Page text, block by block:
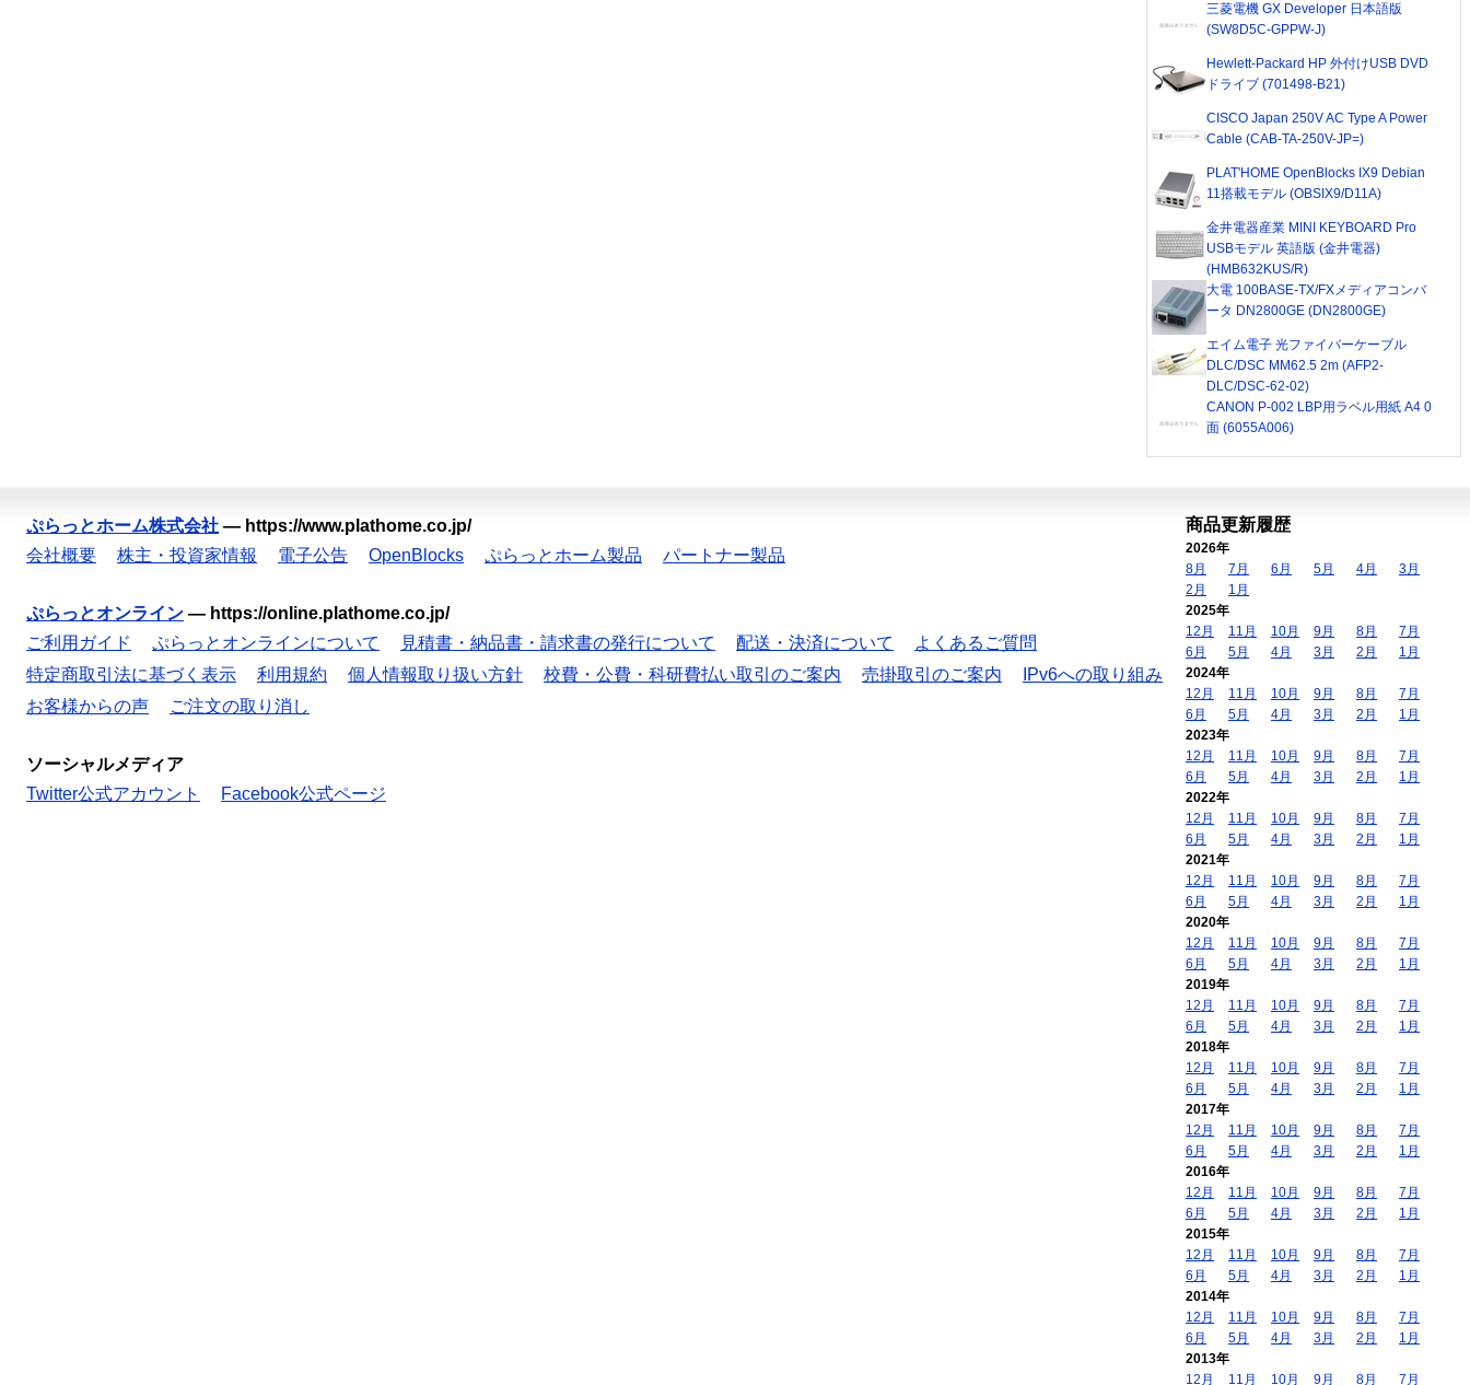
三菱電機 GX Developer 日本語版
(SW8D5C-GPPW-J)
Hewlett-Packard HP 外付けUSB DVD
ドライブ (701498-B21)
CISCO Japan 250V AC Type A Power
Cable (CAB-TA-250V-JP=)
PLAT'HOME OpenBlocks IX9 Debian
11搭載モデル (OBSIX9/D11A)
金井電器産業 MINI KEYBOARD Pro
USBモデル 英語版 (金井電器)
(HMB632KUS/R)
大電 100BASE-TX/FXメディアコンバ
ータ DN2800GE (DN2800GE)
エイム電子 光ファイバーケーブル
DLC/DSC MM62.5 2m (AFP2-
DLC/DSC-62-02)
CANON P-002 LBP用ラベル用紙 A4 0
面 (6055A006)
ぷらっとホーム株式会社 — https://www.plathome.co.jp/
会社概要
株主・投資家情報 電子公告 OpenBlocks ぷらっとホーム製品 パートナー製品
ぷらっとオンライン — https://online.plathome.co.jp/
ご利用ガイド
ぷらっとオンラインについて 見積書・納品書・請求書の発行について 配送・決済について
よくあるご質問
特定商取引法に基づく表示
利用規約 個人情報取り扱い方針 校費・公費・科研費払い取引のご案内 売掛取引のご案内
IPv6への取り組み
お客様からの声
ご注文の取り消し
ソーシャルメディア
Twitter公式アカウント
Facebook公式ページ
商品更新履歴
2026年
8月
7月 6月 5月 4月
3月
2月
1月
2025年
12月
11月 10月 9月 8月
7月
6月
5月 4月 3月 2月
1月
2024年
12月
11月 10月 9月 8月
7月
6月
5月 4月 3月 2月
1月
2023年
12月
11月 10月 9月 8月
7月
6月
5月 4月 3月 2月
1月
2022年
12月
11月 10月 9月 8月
7月
6月
5月 4月 3月 2月
1月
2021年
12月
11月 10月 9月 8月
7月
6月
5月 4月 3月 2月
1月
2020年
12月
11月 10月 9月 8月
7月
6月
5月 4月 3月 2月
1月
2019年
12月
11月 10月 9月 8月
7月
6月
5月 4月 3月 2月
1月
2018年
12月
11月 10月 9月 8月
7月
6月
5月 4月 3月 2月
1月
2017年
12月
11月 10月 9月 8月
7月
6月
5月 4月 3月 2月
1月
2016年
12月
11月 10月 9月 8月
7月
6月
5月 4月 3月 2月
1月
2015年
12月
11月 10月 9月 8月
7月
6月
5月 4月 3月 2月
1月
2014年
12月
11月 10月 9月 8月
7月
6月
5月 4月 3月 2月
1月
2013年
12月
11月 10月 9月 8月 7月